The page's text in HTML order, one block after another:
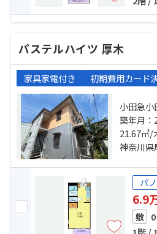
パステルハイツ 厚木
家具家電付き 初期費用カード
小田急小
10分 相模線「厚木」駅 徒歩23分 小
田急小田
分 厚木
築年月：
21.67㎡/
神奈川県
パ
6.9
敷